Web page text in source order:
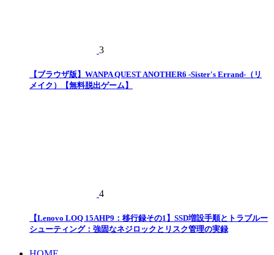
3
【ブラウザ版】WANPA QUEST ANOTHER6 -Sister's Errand-（リ
メイク）【無料脱出ゲーム】
4
【Lenovo LOQ 15AHP9：移行録その1】SSD増設手順とトラブルー
シューティング：強固なネジロックとリスク管理の実録